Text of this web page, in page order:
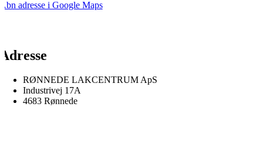
adresse i Google Maps
RØNNEDE LAKCENTRUM ApS
Industrivej 17A
4683 Rønnede